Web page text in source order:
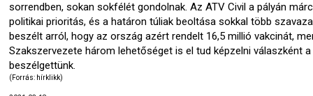
sorrendben, sokan sokfélét gondolnak. Az ATV Civil a pályán
politikai prioritás, és a határon túliak beoltása sokkal több
beszélt arról, hogy az ország azért rendelt 16,5 millió vakcinát,
Szakszervezete három lehetőséget is el tud képzelni válaszként
beszélgettünk.
(Forrás: hírklikk)